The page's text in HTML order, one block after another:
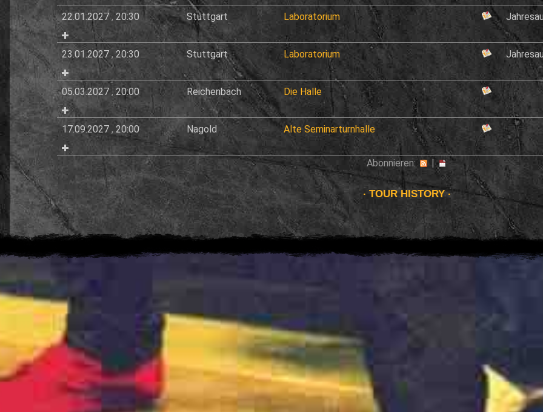
22.01.2027, 20:30 Stuttgart Laboratorium
23.01.2027,20:30 Stuttgart Laboratorium
05.03.2027,20:00 Reichenbach Die Halle
17.09.2027,20:00 Nagold Alte Seminarturnhalle
Abonnieren: |
TOUR HISTORY